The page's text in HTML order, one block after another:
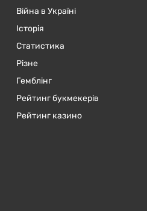
Війна в Україні
Історія
Статистика
Різне
Гемблінг
Рейтинг букмекерів
Рейтинг казино